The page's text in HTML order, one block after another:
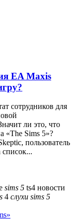
EA Maxis
сотрудников для
ли это, что
«The Sims 5»?
пользователь
sims 5 ts4 новости
4 слухи sims 5